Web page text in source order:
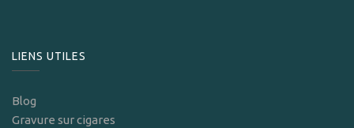
LIENS UTILES
Blog
Gravure sur cigares